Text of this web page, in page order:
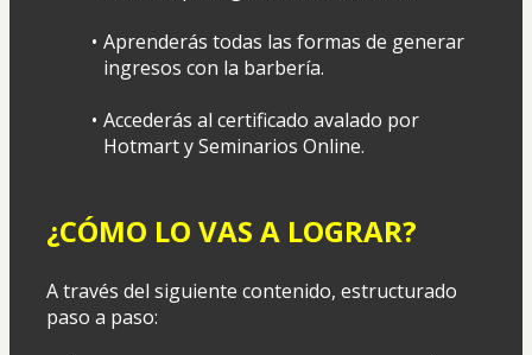
Aprenderás todas las formas de generar
ingresos con la barbería.
Accederás al certificado avalado por
Hotmart y Seminarios Online.
¿CÓMO LO VAS A LOGRAR?
A través del siguiente contenido, estructurado
paso a paso: